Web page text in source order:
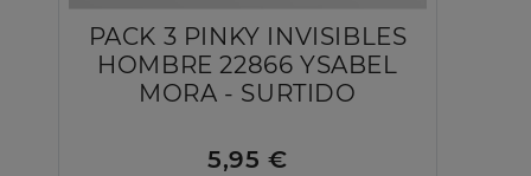
PACK 3 PINKY INVISIBLES
HOMBRE 22866 YSABEL
MORA - SURTIDO
5,95 €